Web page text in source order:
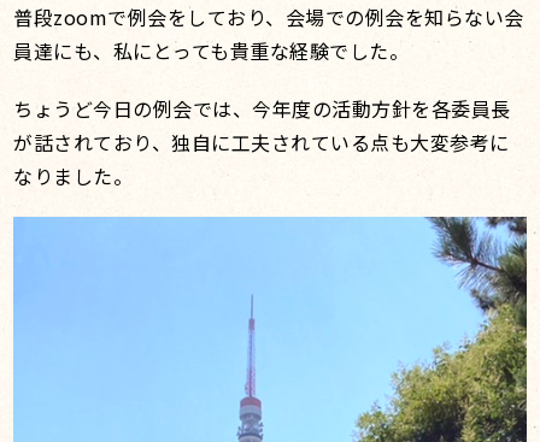
普段zoomで例会をしており、会場での例会を知らない会
員達にも、私にとっても貴重な経験でした。
ちょうど今日の例会では、今年度の活動方針を各委員長
が話されており、独自に工夫されている点も大変参考に
なりました。